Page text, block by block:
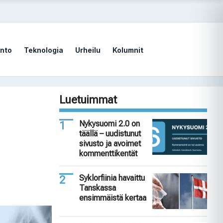
Teknologia Urheilu Kolumnit
Luetuimmat
Nykysuomi 2.0 on
täällä – uudistunut
sivusto ja avoimet
kommenttikentät
Syklorfiinia havaittu
Tanskassa
ensimmäistä kertaa